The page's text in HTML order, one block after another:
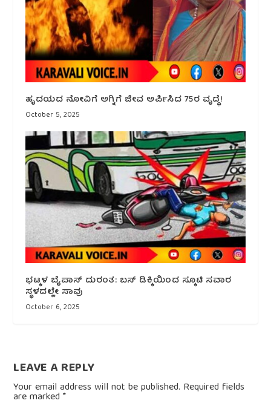
ಹೃದಯದ ನೋವಿಗೆ ಅಗ್ನಿಗೆ ಜೀವ ಅರ್ಪಿಸಿದ 75ರ ವೃದ್ಧೆ!
October 5, 2025
ಭಟ್ಕಳ ಬೈಪಾಸ್ ದುರಂತ: ಬಸ್ ಡಿಕ್ಕಿಯಿಂದ ಸ್ಕೂಟಿ ಸವಾರ
ಸ್ಥಳದಲ್ಲೇ ಸಾವು
October 6, 2025
LEAVE A REPLY
Your email address will not be published. Required fields
are marked*